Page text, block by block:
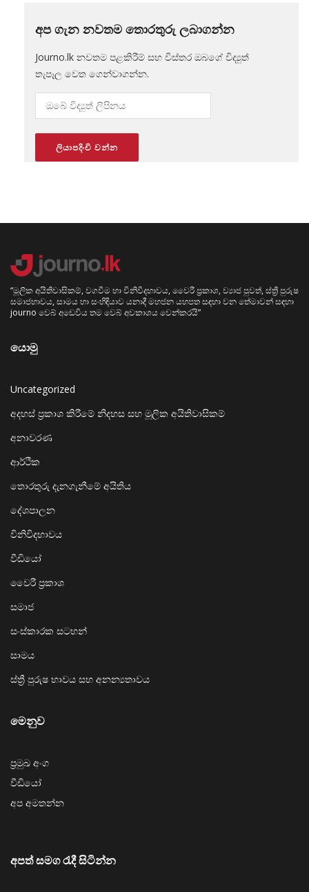
අප ගැන නවතම තොරතුරු ලබාගන්න
Journo.lk නවතම පළකිරීම් සහ විස්තර ඔබගේ විද්‍යුත්
තැපෑල වෙත ගෙන්වාගන්න.
“මූලික අයිතිවාසිකම්, වගවීම හා විනිවිදභාවය, වෛරී ප්‍රකාශ, ව්‍යාජ පුවත්, ස්ත්‍රී පුරුෂ
සමාජභාවය, සාමය හා සංහිඳියාව යනාදී මහජන යහපත සඳහා වන තේමාවන් සඳහා
journo වෙබ් අඩෙවිය තම වෙබ් අවකාශය වෙන්කරයි”
යොමු
Uncategorized
අදහස් ප්‍රකාශ කිරීමේ නිදහස සහ මූලික අයිතිවාසිකම්
අනාවරණ
ආර්ථික
තොරතුරු දැනගැනීමේ අයිතිය
දේශපාලන
විනිවිදභාවය
වීඩියෝ
වෛරී ප්‍රකාශ
සමාජ
සංස්කාරක සටහන්
සාමය
ස්ත්‍රී පුරුෂ භාවය සහ අනන්‍යතාවය
මෙනුව
ප්‍රමුඛ අංග
වීඩියෝ
අප අමතන්න
අපත් සමග රැදී සිටින්න